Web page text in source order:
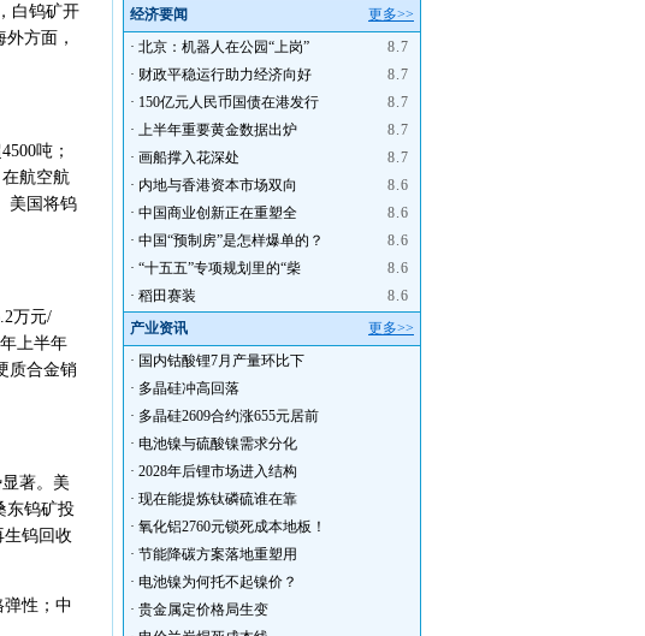
白钨矿开
方面，
吨；
航空航
美国将钨
万元/
上半年
质合金销
著。美
东钨矿投
钨回收
性；中
经济要闻
更多>>
· 北京：机器人在公园“上岗”
8.7
· 财政平稳运行助力经济向好
8.7
· 150亿元人民币国债在港发行
8.7
· 上半年重要黄金数据出炉
8.7
· 画船撑入花深处
8.7
· 内地与香港资本市场双向
8.6
· 中国商业创新正在重塑全
8.6
· 中国“预制房”是怎样爆单的？
8.6
· “十五五”专项规划里的“柴
8.6
· 稻田赛装
8.6
产业资讯
更多>>
· 国内钴酸锂7月产量环比下
· 多晶硅冲高回落
· 多晶硅2609合约涨655元居前
· 电池镍与硫酸镍需求分化
· 2028年后锂市场进入结构
· 现在能提炼钛磷硫谁在靠
· 氧化铝2760元锁死成本地板！
· 节能降碳方案落地重塑用
· 电池镍为何托不起镍价？
· 贵金属定价格局生变